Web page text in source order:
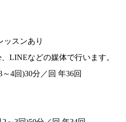
ッスンあり
、LINEなどの媒体で行います。
～4回)30分／回 年36回